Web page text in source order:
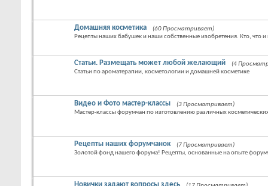
Домашняя косметика
(60 Просматривает)
Рецепты наших бабушек и наши собственные изобретения. Кто, что
Статьи. Размещать может любой желающий
(4
Статьи по ароматерапии, косметологии и домашней косметике
Видео и Фото мастер-классы
(3 Просматривает)
Мастер-классы форумчан по изготовлению различных
Рецепты наших форумчанок
(7 Просматривает)
Золотой фонд нашего форума! Рецепты, основанные на опыте